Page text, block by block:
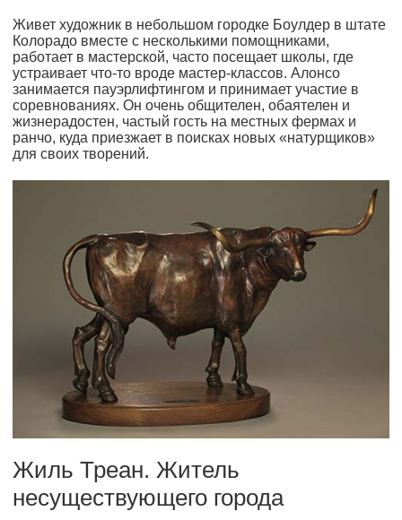
Живет художник в небольшом городке Боулдер в штате
Колорадо вместе с несколькими помощниками,
работает в мастерской, часто посещает школы, где
устраивает что-то вроде мастер-классов. Алонсо
занимается пауэрлифтингом и принимает участие в
соревнованиях. Он очень общителен, обаятелен и
жизнерадостен, частый гость на местных фермах и
ранчо, куда приезжает в поисках новых «натурщиков»
для своих творений.
Жиль Треан. Житель
несуществующего города